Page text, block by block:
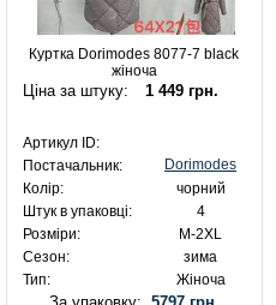
Куртка Dorimodes 8077-7 black
жіноча
Ціна за штуку: 1 449 грн.
Артикул ID:
Постачальник:
Dorimodes
Колір:
чорний
Штук в упаковці:
4
Розміри:
M-2XL
Сезон:
зима
Тип:
Жіноча